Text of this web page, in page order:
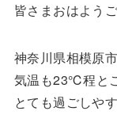
皆さまおはよう
神奈川県相模原
気温も23℃程と
とても過ごしや